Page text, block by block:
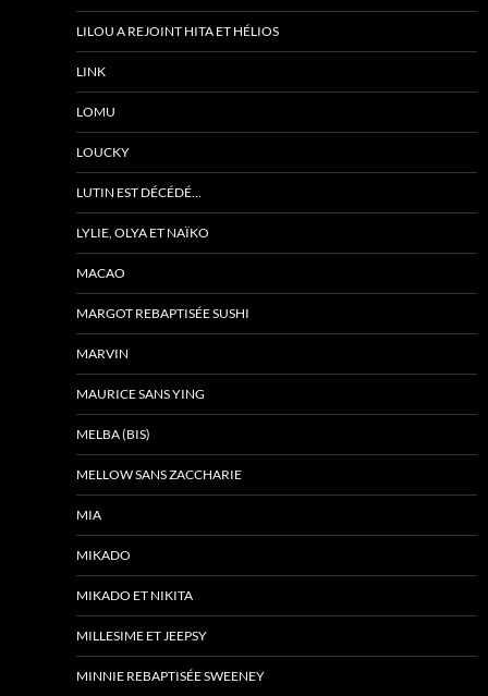
LILOU A REJOINT HITA ET HÉLIOS
LINK
LOMU
LOUCKY
LUTIN EST DÉCÉDÉ…
LYLIE, OLYA ET NAÏKO
MACAO
MARGOT REBAPTISÉE SUSHI
MARVIN
MAURICE SANS YING
MELBA (BIS)
MELLOW SANS ZACCHARIE
MIA
MIKADO
MIKADO ET NIKITA
MILLESIME ET JEEPSY
MINNIE REBAPTISÉE SWEENEY